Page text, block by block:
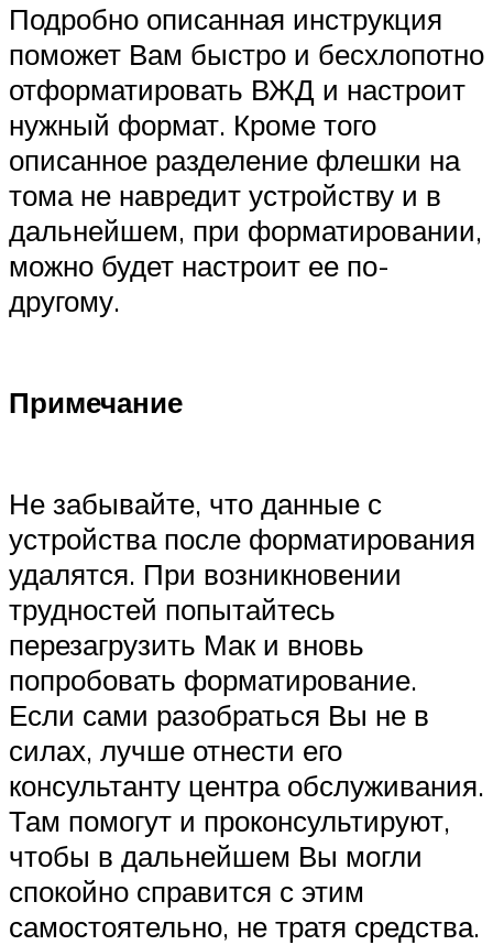
Подробно описанная инструкция
поможет Вам быстро и бесхлопотно
отформатировать ВЖД и настроит
нужный формат. Кроме того
описанное разделение флешки на
тома не навредит устройству и в
дальнейшем, при форматировании,
можно будет настроит ее по-
другому.
Примечание
Не забывайте, что данные с
устройства после форматирования
удалятся. При возникновении
трудностей попытайтесь
перезагрузить Мак и вновь
попробовать форматирование.
Если сами разобраться Вы не в
силах, лучше отнести его
консультанту центра обслуживания.
Там помогут и проконсультируют,
чтобы в дальнейшем Вы могли
спокойно справится с этим
самостоятельно, не тратя средства.